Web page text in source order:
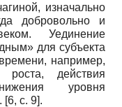
изначально
добровольно и
Уединение
для субъекта
например,
роста, действия
уровня
[6, с. 9].